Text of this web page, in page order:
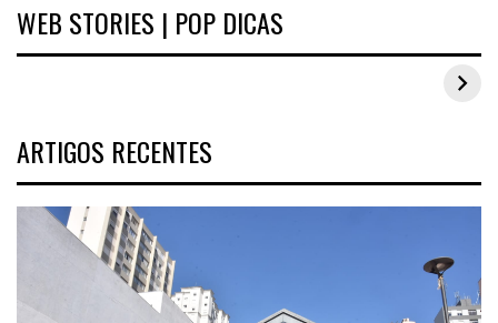
WEB STORIES | POP DICAS
Inspirações de looks plus size para o carnaval
ARTIGOS RECENTES